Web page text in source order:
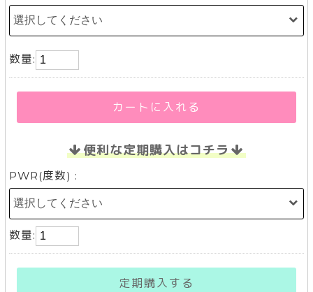
数量:
カートに入れる
便利な定期購入はコチラ
PWR(度数) :
数量:
定期購入する